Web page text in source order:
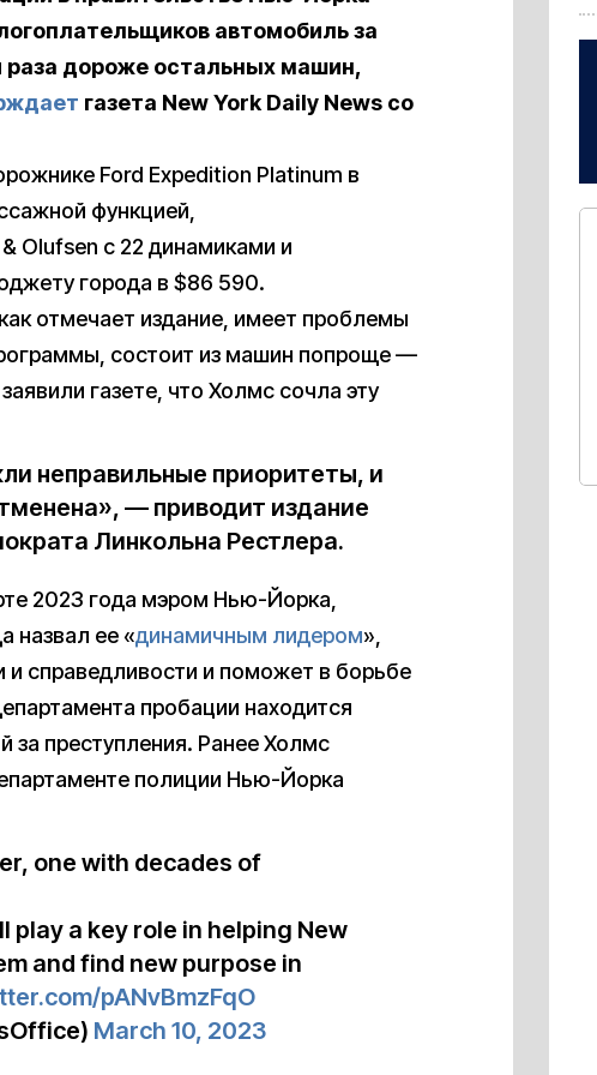
автомобиль за
раза дороже остальных машин,
газета New York Daily News со
Ford Expedition Platinum в
функцией,
Olufsen с 22 динамиками и
города в $86 590.
отмечает издание, имеет проблемы
состоит из машин попроще —
газете, что Холмс сочла эту
неправильные приоритеты, и
— приводит издание
Линкольна Рестлера.
2023 года мэром Нью-Йорка,
назвал ее «динамичным лидером»,
справедливости и поможет в борьбе
пробации находится
за преступления. Ранее Холмс
полиции Нью-Йорка
one with decades of
play a key role in helping New
and find new purpose in
pANvBmzFqO
March 10, 2023